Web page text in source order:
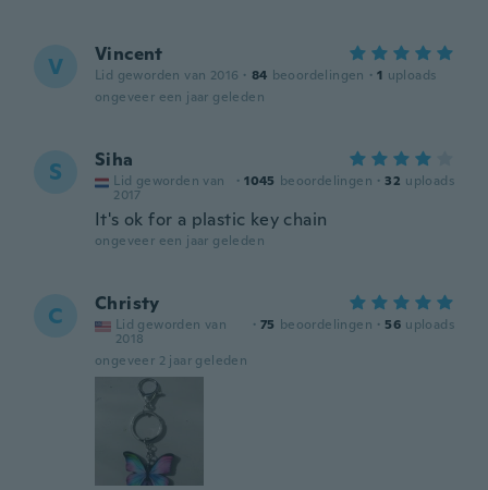
V Vincent
Lid geworden van 2016 · 84 beoordelingen · 1 uploads
ongeveer een jaar geleden
S Siha
Lid geworden van
2017
· 1045 beoordelingen · 32 uploads
It's ok for a plastic key chain
ongeveer een jaar geleden
C Christy
Lid geworden van
2018
· 75 beoordelingen · 56 uploads
ongeveer 2 jaar geleden